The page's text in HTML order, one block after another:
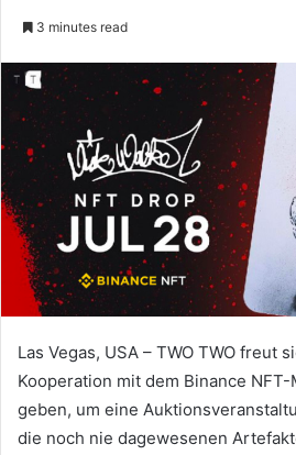
3 minutes read
Las Vegas, USA – TWO TWO freut
Kooperation mit dem Binance
geben, um eine
die noch nie dagewesenen